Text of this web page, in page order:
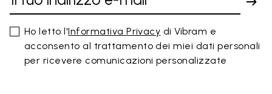
Ho letto l'Informativa Privacy di Vibram e
acconsento al trattamento dei miei dati personali
per ricevere comunicazioni personalizzate